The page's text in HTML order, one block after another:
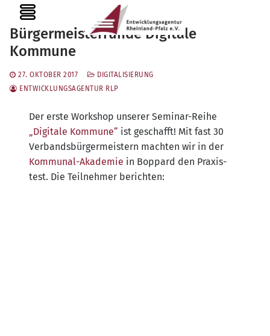
Inhalt
springen
Bürgermeisterrunde Digitale
Kommune
27. OKTOBER 2017
DIGITALISIERUNG
ENTWICKLUNGSAGENTUR RLP
Der ers­te Work­shop unse­rer Semi­nar-Rei­he
„Digi­ta­le Kom­mu­ne“ ist geschafft! Mit fast 30
Ver­bands­bür­ger­meis­tern mach­ten wir in der
Kom­mu­nal-Aka­de­mie in Bop­pard den Pra­xis­
test. Die Teil­neh­mer berichten: